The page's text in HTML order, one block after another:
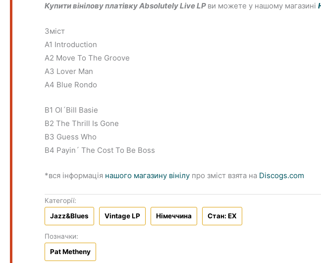
Купити вінілову платівку Absolutely LiveLP ви можете у нашому магазині
Зміст
A1 Introduction
A2 Move To The Groove
A3 Lover Man
A4 Blue Rondo
B1 Ol´Bill Basie
B2 The Thrill Is Gone
B3 Guess Who
B4 Payin´ The Cost To Be Boss
*вся інформація нашого магазину вінілу про зміст взята на Discogs.com
Категорії:
Jazz&Blues
Vintage LP Німеччина Стан: EX
Позначки:
Pat Metheny